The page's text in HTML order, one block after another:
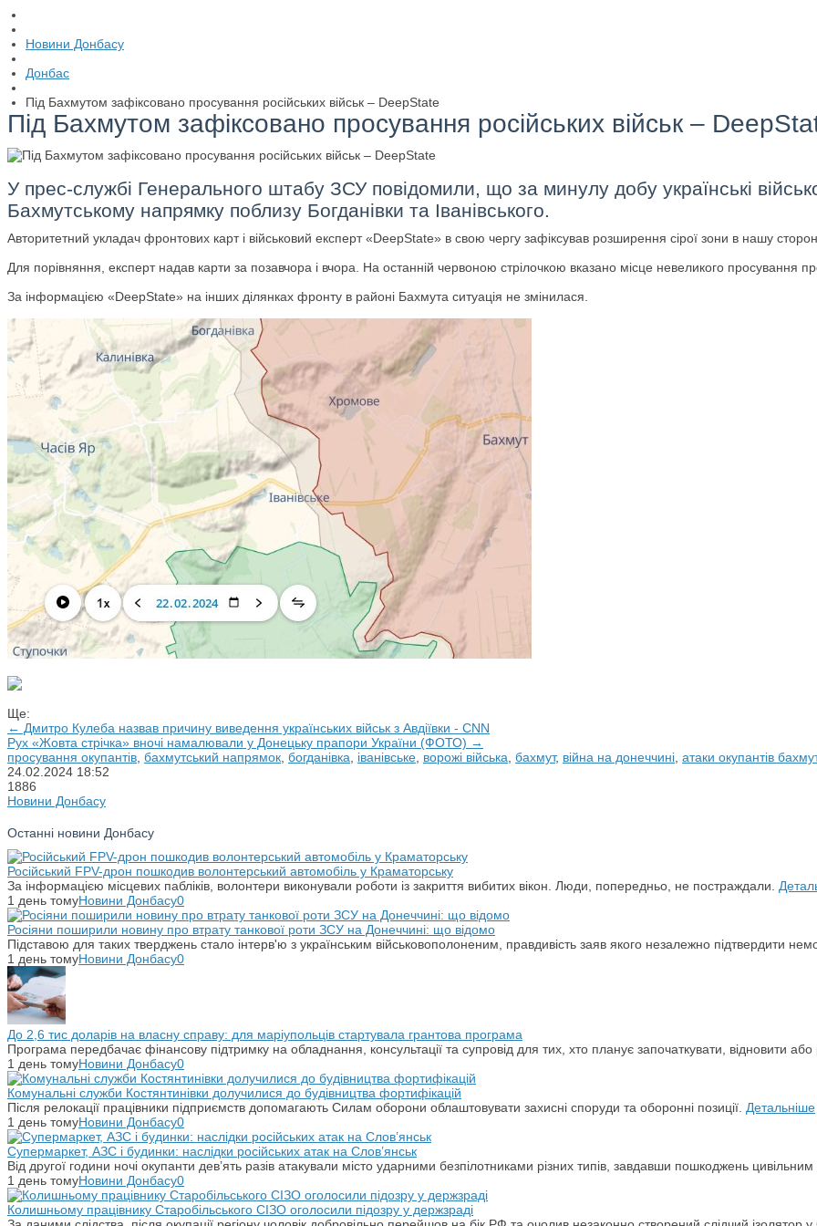
Новини Донбасу
Донбас
Під Бахмутом зафіксовано просування російських військ – DeepState
Під Бахмутом зафіксовано просування російських військ –
У прес-службі Генерального штабу ЗСУ повідомили, що за минулу добу українські
Бахмутському напрямку поблизу Богданівки та Іванівського.
Авторитетний укладач фронтових карт і військовий експерт «DeepState» в свою чергу зафіксував розширення сірої зони в нашу
Для порівняння, експерт надав карти за позавчора і вчора. На останній червоною стрілочкою вказано місце невеликого просування
За інформацією «DeepState» на інших ділянках фронту в районі Бахмута ситуація не змінилася.
Ще:
← Дмитро Кулеба назвав причину виведення українських військ з Авдіївки - CNN
Рух «Жовта стрічка» вночі намалювали у Донецьку прапори України (ФОТО) →
просування окупантів, бахмутський напрямок, богданівка, іванівське, ворожі війська, бахмут, війна на донеччині, атаки окупантів бахмут
24.02.2024 18:52
1886
Новини Донбасу
Останні новини Донбасу
Російський FPV-дрон пошкодив волонтерський автомобіль у Краматорську
За інформацією місцевих пабліків, волонтери виконували роботи із закриття вибитих вікон. Люди, попередньо, не постраждали.
1 день томуНовини Донбасу0
Росіяни поширили новину про втрату танкової роти ЗСУ на Донеччині: що відомо
Підставою для таких тверджень стало інтерв'ю з українським військовополоненим, правдивість заяв якого незалежно підтвердити
1 день томуНовини Донбасу0
До 2,6 тис доларів на власну справу: для маріупольців стартувала грантова програма
Програма передбачає фінансову підтримку на обладнання, консультації та супровід для тих, хто планує започаткувати, відновити або
1 день томуНовини Донбасу0
Комунальні служби Костянтинівки долучилися до будівництва фортифікацій
Після релокації працівники підприємств допомагають Силам оборони облаштовувати захисні споруди та оборонні позиції. Детальніше
1 день томуНовини Донбасу0
Супермаркет, АЗС і будинки: наслідки російських атак на Слов’янськ
Від другої години ночі окупанти дев’ять разів атакували місто ударними безпілотниками різних типів, завдавши пошкоджень цивільним
1 день томуНовини Донбасу0
Колишньому працівнику Старобільського СІЗО оголосили підозру у держзраді